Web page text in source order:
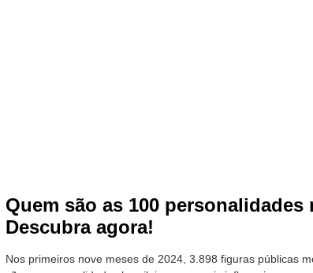
Quem são as 100
Descubra agora!
Nos primeiros nove meses de 2024, 3.898 figuras públicas